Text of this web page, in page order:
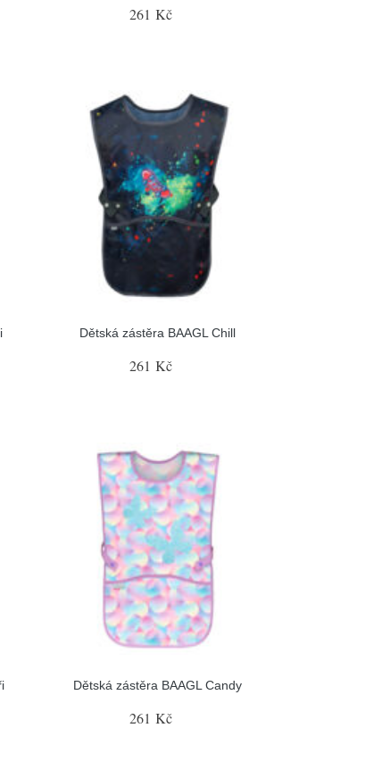
261 Kč
Dětská zástěra BAAGL Chill
261 Kč
Dětská zástěra BAAGL Candy
261 Kč